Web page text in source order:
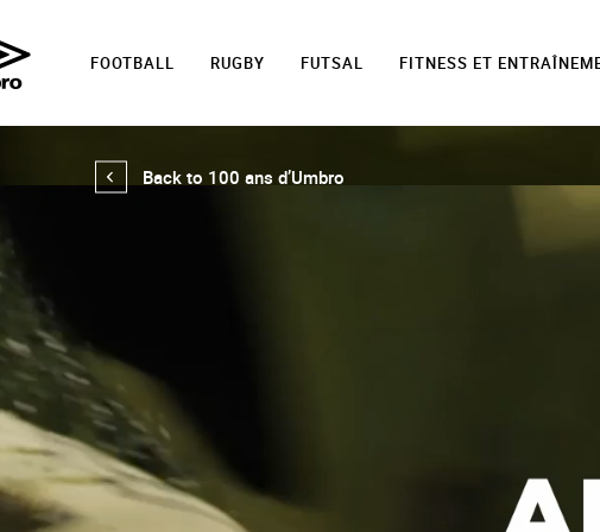
FOOTBALL RUGBY FUTSAL FITNESS ET
Back to 100 ans d’Umbro